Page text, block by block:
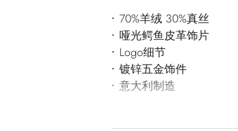
70%羊绒 30%真丝
哑光鳄鱼皮革饰片
Logo细节
镀锌五金饰件
意大利制造